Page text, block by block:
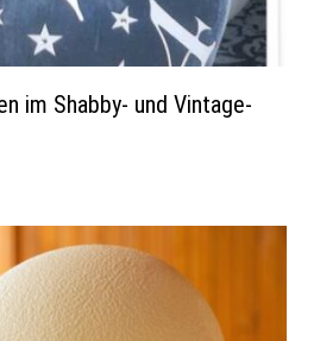
im Shabby- und Vintage-